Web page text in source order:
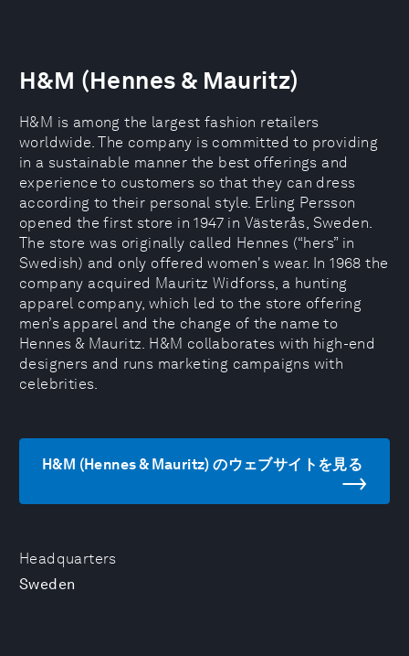
Headquarters
Sweden
H&M (Hennes & Mauritz)
H&M is among the largest fashion retailers
worldwide. The company is committed to providing
in a sustainable manner the best offerings and
experience to customers so that they can dress
according to their personal style. Erling Persson
opened the first store in 1947 in Västerås, Sweden.
The store was originally called Hennes (“hers” in
Swedish) and only offered women's wear. In 1968 the
company acquired Mauritz Widforss, a hunting
apparel company, which led to the store offering
men’s apparel and the change of the name to
Hennes & Mauritz. H&M collaborates with high-end
designers and runs marketing campaigns with
celebrities.
H&M (Hennes & Mauritz) のウェブサイトを見る